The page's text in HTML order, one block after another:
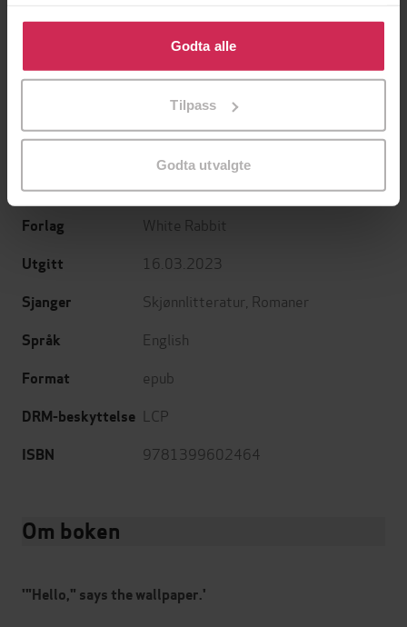
Klikk på «Godta alle» for å gi oss ditt samtykke til å
bruke cookies for alle disse formålene. Du kan også
tilpasse ditt samtykke til spesifikke formål ved å klikke
Godta alle
Tilpass
Godta utvalgte
199,-
Jo Nesbø
349,-
Jørn Lier Horst
Forfattere Richard Milward(forfatter)
Forlag White Rabbit
Utgitt 16.03.2023
Sjanger Skjønnlitteratur Romaner
Språk English
Format epub
DRM-beskyttelse LCP
ISBN 9781399602464
Om boken
'"Hello," says the wallpaper.'